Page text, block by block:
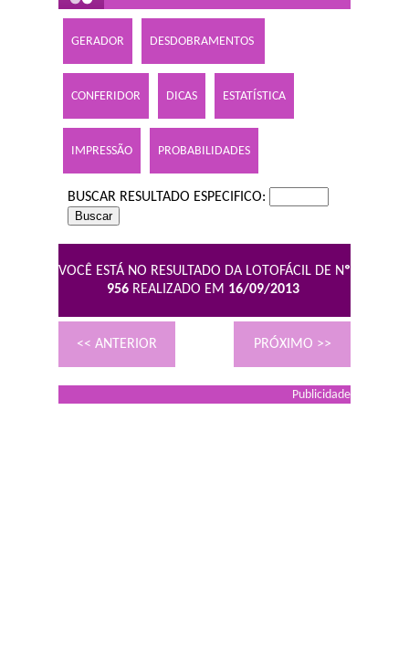
GERADOR DESDOBRAMENTOS
CONFERIDOR DICAS ESTATÍSTICA
IMPRESSÃO PROBABILIDADES
BUSCAR RESULTADO ESPECIFICO:
VOCÊ ESTÁ NO RESULTADO DA LOTOFÁCIL DE Nº
956 REALIZADO EM 16/09/2013
<< ANTERIOR PRÓXIMO >>
Publicidade